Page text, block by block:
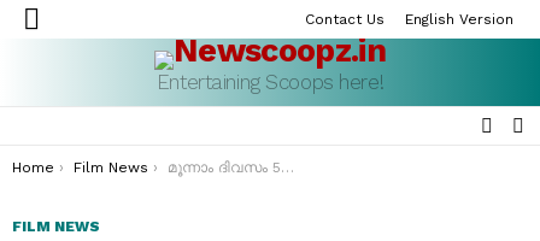
Menu
Contact Us English Version
Entertaining Scoops here!
You are here:
Home Film News മൂന്നാം ദിവസം 50 കോടിയും കടന്ന് തുടരുന്ന മോഹൻലാൽ ഭരണം; ‘തുടരും’ ആഗോള കളക്ഷൻ റിപ്പോർട്ട്
FILM NEWS